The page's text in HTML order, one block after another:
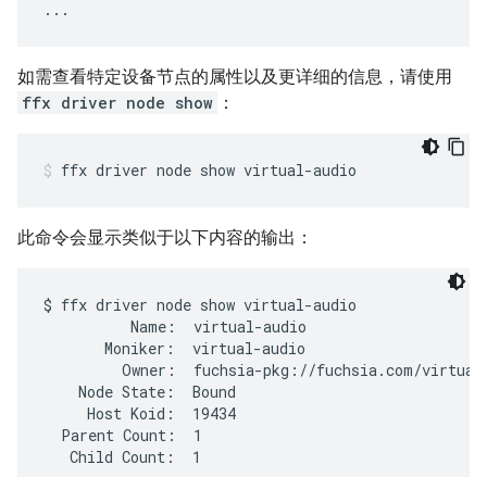
如需查看特定设备节点的属性以及更详细的信息，请使用
ffx driver node show ：
ffx driver node show virtual-audio
此命令会显示类似于以下内容的输出：
$ ffx driver node show virtual-audio
          Name:  virtual-audio
       Moniker:  virtual-audio
Owner:  fuchsia-pkg://fuchsia.com/
    Node State:  Bound
     Host Koid:  19434
  Parent Count:  1
   Child Count:  1